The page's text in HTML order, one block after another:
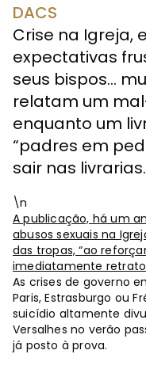
DACS
Crise na Igreja,
expectativas
seus bispos...
relatam um
enquanto um
“padres em
sair nas livrarias.
\n
A publicação, há um
abusos sexuais na
das tropas, “ao
imediatamente
As crises de governo
Paris, Estrasburgo ou
suicídio altamente
Versalhes no verão
já posto à prova.